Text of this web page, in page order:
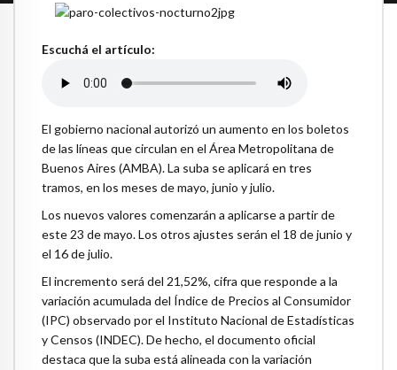
Escuchá el artículo:
El gobierno nacional autorizó un aumento en los boletos
de las líneas que circulan en el Área Metropolitana de
Buenos Aires (AMBA). La suba se aplicará en tres
tramos, en los meses de mayo, junio y julio.
Los nuevos valores comenzarán a aplicarse a partir de
este 23 de mayo. Los otros ajustes serán el 18 de junio y
el 16 de julio.
El incremento será del 21,52%, cifra que responde a la
variación acumulada del Índice de Precios al Consumidor
(IPC) observado por el Instituto Nacional de Estadísticas
y Censos (INDEC). De hecho, el documento oficial
destaca que la suba está alineada con la variación